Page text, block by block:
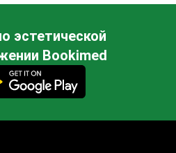
эстетической
Bookimed